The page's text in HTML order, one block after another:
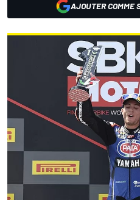
AJOUTER COMME